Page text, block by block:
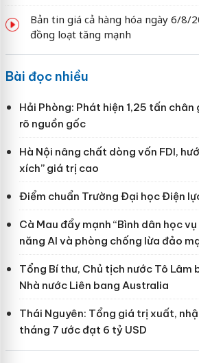
Bản tin giá cả hàng hóa ngày 6/8/
đồng loạt tăng mạnh
Bài đọc nhiều
Hải Phòng: Phát hiện 1,25 tấn
rõ nguồn gốc
Hà Nội nâng chất dòng vốn FDI,
xích” giá trị cao
Điểm chuẩn Trường Đại học Điện
Cà Mau đẩy mạnh “Bình dân học
năng AI và phòng chống lừa đảo
Tổng Bí thư, Chủ tịch nước Tô
Nhà nước Liên bang Australia
Thái Nguyên: Tổng giá trị xuất,
tháng 7 ước đạt 6 tỷ USD